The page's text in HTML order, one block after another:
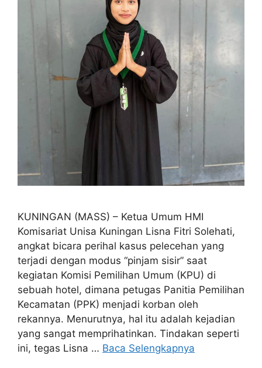
KUNINGAN (MASS) – Ketua Umum HMI
Komisariat Unisa Kuningan Lisna Fitri Solehati,
angkat bicara perihal kasus pelecehan yang
terjadi dengan modus “pinjam sisir” saat
kegiatan Komisi Pemilihan Umum (KPU) di
sebuah hotel, dimana petugas Panitia Pemilihan
Kecamatan (PPK) menjadi korban oleh
rekannya. Menurutnya, hal itu adalah kejadian
yang sangat memprihatinkan. Tindakan seperti
ini, tegas Lisna … Baca Selengkapnya